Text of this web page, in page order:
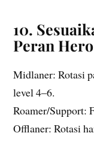
10.
Peran
Midlaner: Rotasi
level 4–6.
Roamer/Support:
Offlaner: Rotasi